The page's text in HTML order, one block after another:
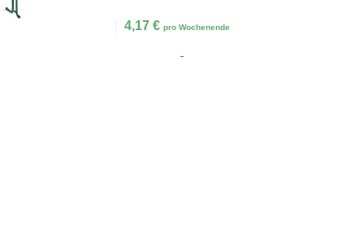
4,17 € pro Wochenende